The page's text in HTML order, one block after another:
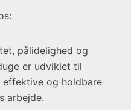
pålidelighed og
er udviklet til
og holdbare
arbejde.